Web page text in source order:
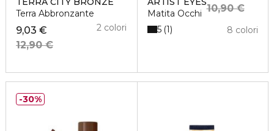
Terra Abbronzante
9,03 €
12,90 €
2 colori
Matita Occhi 10,90 €
8 colori
5 1
30%